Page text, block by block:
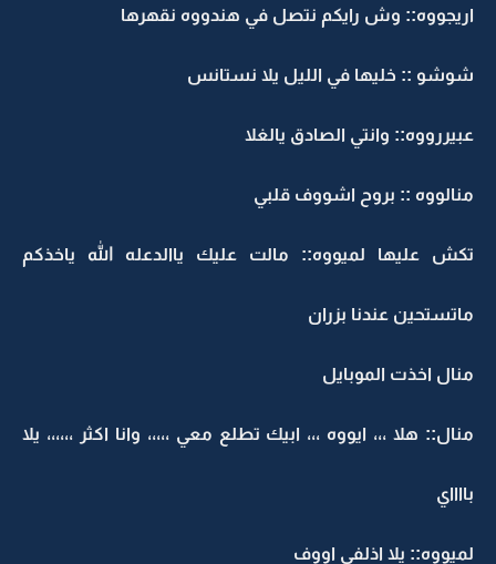
اريجووه:: وش رايكم نتصل في هندووه نقهرها
شوشو :: خليها في الليل يلا نستانس
عبيررووه:: وانتي الصادق يالغلا
منالووه :: بروح اشووف قلبي
تكش عليها لميووه:: مالت عليك ياالدعله الله ياخذكم
ماتستحين عندنا بزران
منال اخذت الموبايل
منال:: هلا ،،، ايووه ،،، ابيك تطلع معي ،،،،، وانا اكثر ،،،،،، يلا
بااااي
لميووه:: يلا اذلفي اووف